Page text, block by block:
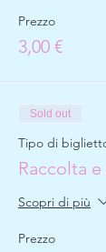
Prezzo
3,00 €
Sold out
Tipo di
Raccolta
Scopri di più
Prezzo